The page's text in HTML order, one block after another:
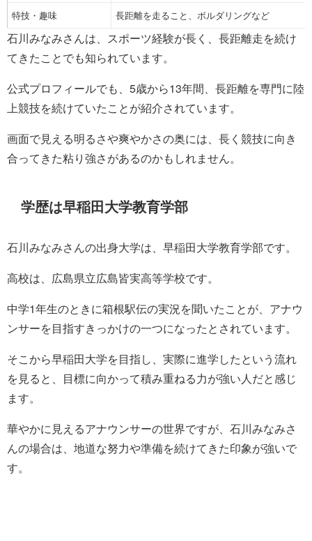
特技・趣味 長距離を走ること、ボルダリングなど
石川みなみさんは、スポーツ経験が長く、長距離走を続け
てきたことでも知られています。
公式プロフィールでも、5歳から13年間、長距離を専門に陸
上競技を続けていたことが紹介されています。
画面で見える明るさや爽やかさの奥には、長く競技に向き
合ってきた粘り強さがあるのかもしれません。
学歴は早稲田大学教育学部
石川みなみさんの出身大学は、早稲田大学教育学部です。
高校は、広島県立広島皆実高等学校です。
中学1年生のときに箱根駅伝の実況を聞いたことが、アナウ
ンサーを目指すきっかけの一つになったとされています。
そこから早稲田大学を目指し、実際に進学したという流れ
を見ると、目標に向かって積み重ねる力が強い人だと感じ
ます。
華やかに見えるアナウンサーの世界ですが、石川みなみさ
んの場合は、地道な努力や準備を続けてきた印象が強いで
す。